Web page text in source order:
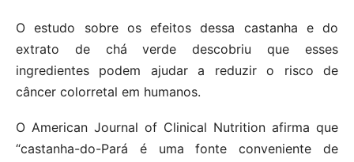
O estudo sobre os efeitos dessa castanha e do
extrato de chá verde descobriu que esses
ingredientes podem ajudar a reduzir o risco de
câncer colorretal em humanos.
O American Journal of Clinical Nutrition afirma que
“castanha-do-Pará é uma fonte conveniente de